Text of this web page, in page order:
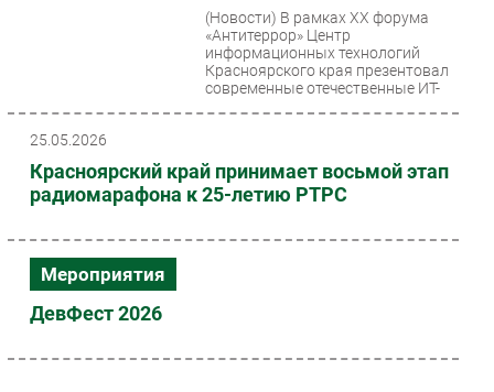
(Новости) В рамках XX форума
«Антитеррор» Центр
информационных технологий
Красноярского края презентовал
современные отечественные ИТ-
25.05.2026
Красноярский край принимает восьмой этап
радиомарафона к 25-летию РТРС
Мероприятия
ДевФест 2026